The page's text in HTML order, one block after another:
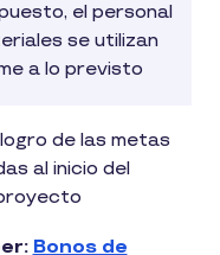
el personal
se utilizan
a lo previsto
de las metas
al inicio del
Bonos de